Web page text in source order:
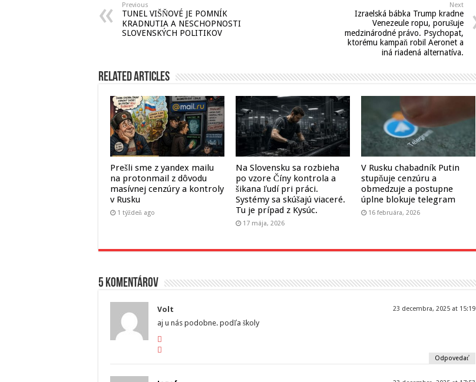
Previous
TUNEL VIŠŇOVÉ JE POMNÍK
KRADNUTIA A NESCHOPNOSTI
SLOVENSKÝCH POLITIKOV
Next
Izraelská bábka Trump kradne
Venezeule ropu, porušuje
medzinárodné právo. Psychopat,
ktorému kampaň robil Aeronet a
iná riadená alternatíva.
Related Articles
Prešli sme z yandex mailu
na protonmail z dôvodu
masívnej cenzúry a kontroly
v Rusku
1 týždeň ago
Na Slovensku sa rozbieha
po vzore Číny kontrola a
šikana ľudí pri práci.
Systémy sa skúšajú viaceré.
Tu je prípad z Kysúc.
17 mája, 2026
V Rusku chabadník Putin
stupňuje cenzúru a
obmedzuje a postupne
úplne blokuje telegram
16 februára, 2026
5 komentárov
Volt 23 decembra, 2025 at 15:19
aj u nás podobne. podľa školy
Odpovedať